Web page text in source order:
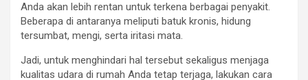
Anda akan lebih rentan untuk terkena berbagai penyakit.
Beberapa di antaranya meliputi batuk kronis, hidung
tersumbat, mengi, serta iritasi mata.
Jadi, untuk menghindari hal tersebut sekaligus menjaga
kualitas udara di rumah Anda tetap terjaga, lakukan cara